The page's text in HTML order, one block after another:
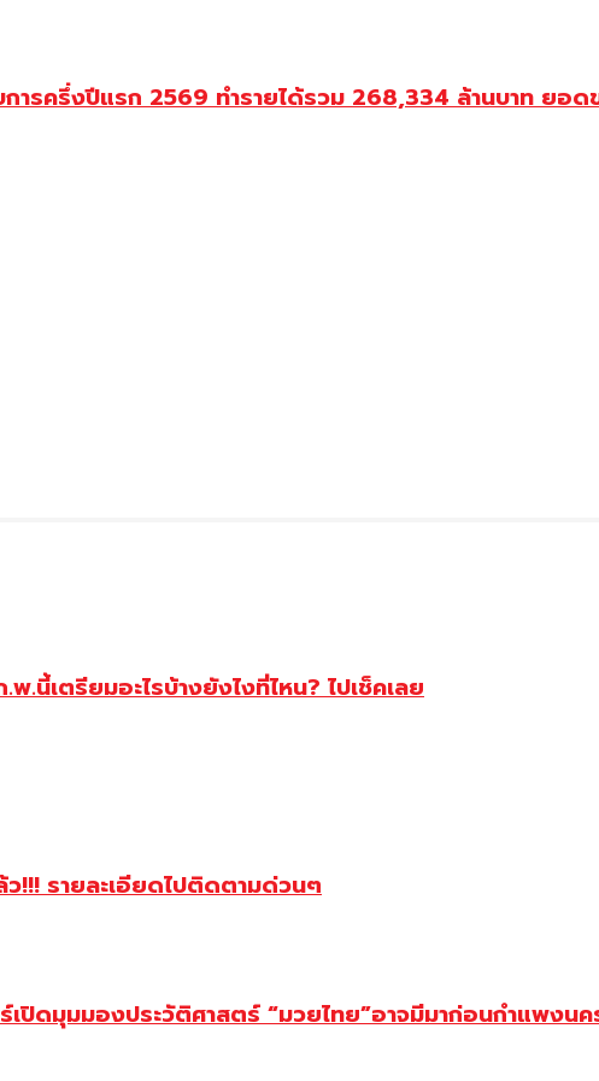
รครึ่งปีแรก 2569 ทำรายได้รวม 268,334 ล้านบาท ยอด
.นี้เตรียมอะไรบ้างยังไงที่ไหน? ไปเช็คเลย
!!! รายละเอียดไปติดตามด่วนๆ
ปิดมุมมองประวัติศาสตร์ “มวยไทย”อาจมีมาก่อนกำแพงน